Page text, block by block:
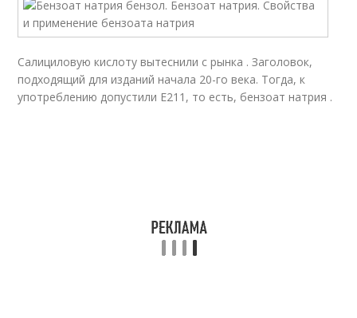
Салициловую кислоту вытеснили с рынка . Заголовок,
подходящий для изданий начала 20-го века. Тогда, к
употреблению допустили Е211, то есть, бензоат натрия .